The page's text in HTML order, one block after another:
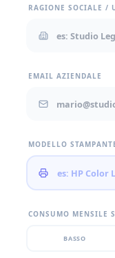
RAGIONE SOCIALE /
EMAIL AZIENDALE
MODELLO
CONSUMO MENSILE
BASSO